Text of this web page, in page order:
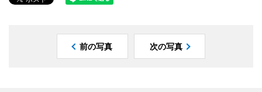
前の写真 次の写真